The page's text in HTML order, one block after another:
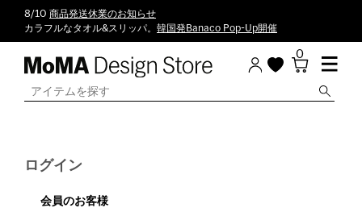
8/10 商品発送休業のお知らせ
カラフルなタオル&スリッパ。 韓国発Banaco Pop-Up開催
0
ログイン
会員のお客様